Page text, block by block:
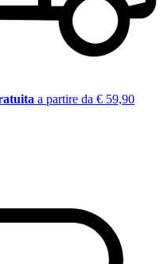
a partire da € 59,90